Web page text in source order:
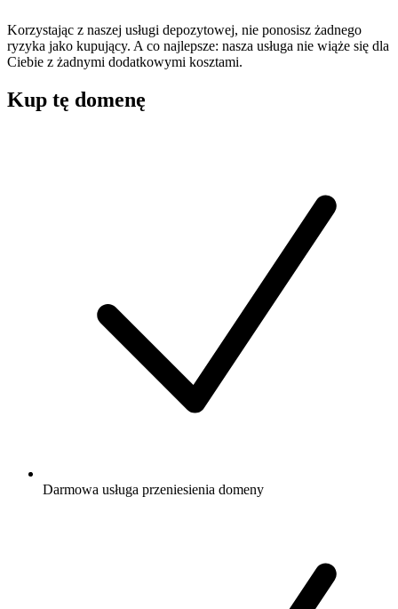
Korzystając z naszej usługi depozytowej, nie ponosisz żadnego
ryzyka jako kupujący. A co najlepsze: nasza usługa nie wiąże się dla
Ciebie z żadnymi dodatkowymi kosztami.
Kup tę domenę
Darmowa usługa przeniesienia domeny